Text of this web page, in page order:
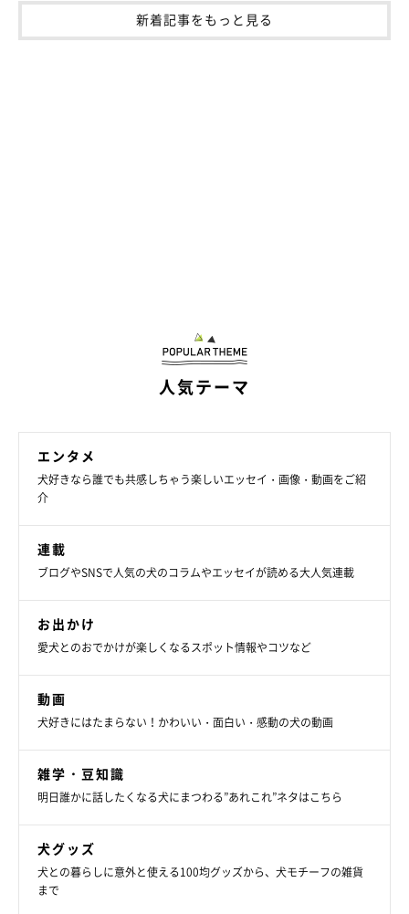
新着記事をもっと見る
人気テーマ
エンタメ
犬好きなら誰でも共感しちゃう楽しいエッセイ・画像・動画をご紹
介
連載
ブログやSNSで人気の犬のコラムやエッセイが読める大人気連載
お出かけ
愛犬とのおでかけが楽しくなるスポット情報やコツなど
動画
犬好きにはたまらない！かわいい・面白い・感動の犬の動画
雑学・豆知識
明日誰かに話したくなる犬にまつわる”あれこれ”ネタはこちら
犬グッズ
犬との暮らしに意外と使える100均グッズから、犬モチーフの雑貨
まで